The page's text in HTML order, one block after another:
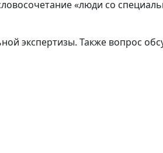
«люди со
экспертизы. Также вопрос